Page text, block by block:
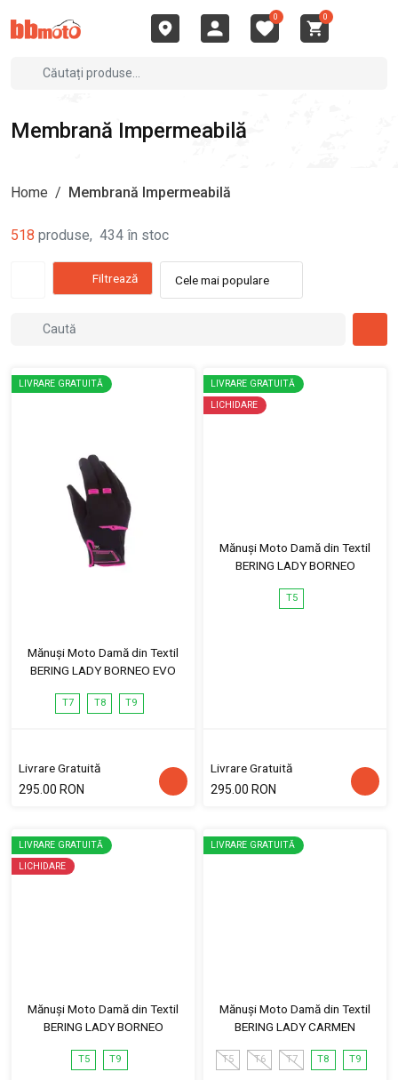
0 0
Membrană Impermeabilă
Home / Membrană Impermeabilă
518 produse, 434 în stoc
Filtrează Cele mai populare
LIVRARE GRATUITĂ
Mănuși Moto Damă din Textil
BERING LADY BORNEO EVO
T7 T8 T9
Livrare Gratuită
295.00 RON
LIVRARE GRATUITĂ
LICHIDARE
Mănuși Moto Damă din Textil
BERING LADY BORNEO
T5
Livrare Gratuită
295.00 RON
LIVRARE GRATUITĂ
LICHIDARE
Mănuși Moto Damă din Textil
BERING LADY BORNEO
T5 T9
LIVRARE GRATUITĂ
Mănuși Moto Damă din Textil
BERING LADY CARMEN
T5 T6 T7 T8 T9